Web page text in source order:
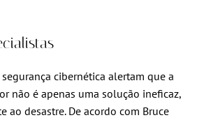
cibernética alertam que a
não é apenas uma solução ineficaz,
ao desastre. De acordo com Bruce